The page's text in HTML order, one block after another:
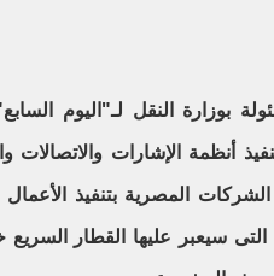
بوزارة النقل لـ"اليوم
أنظمة الإشارات
الشركات المصرية بتنفيذ
سيعبر عليها القطار